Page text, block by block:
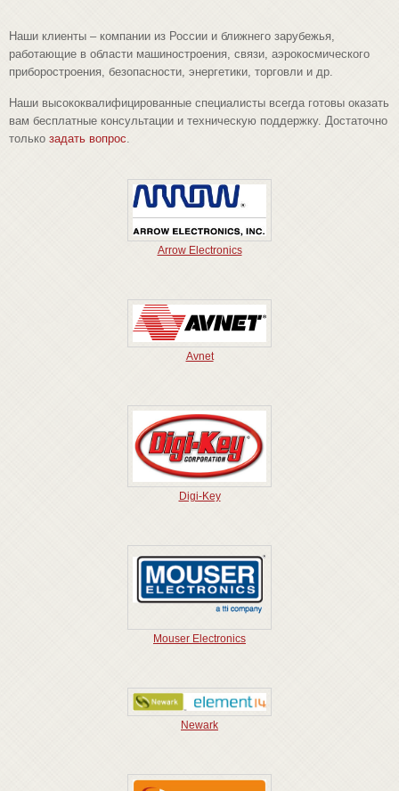
Наши клиенты – компании из России и ближнего зарубежья,
работающие в области машиностроения, связи, аэрокосмического
приборостроения, безопасности, энергетики, торговли и др.
Наши высококвалифицированные специалисты всегда готовы оказать
вам бесплатные консультации и техническую поддержку. Достаточно
только задать вопрос.
Arrow Electronics
Avnet
Digi-Key
Mouser Electronics
Newark